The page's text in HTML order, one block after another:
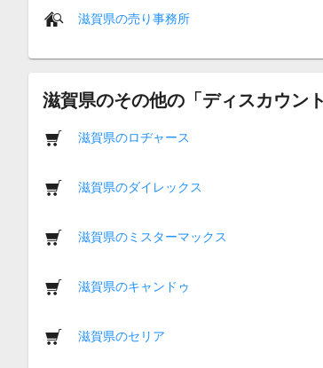
滋賀県の売り事務所
滋賀県のその他の「ディスカウン
滋賀県のロヂャース
滋賀県のダイレックス
滋賀県のミスターマックス
滋賀県のキャンドゥ
滋賀県のセリア